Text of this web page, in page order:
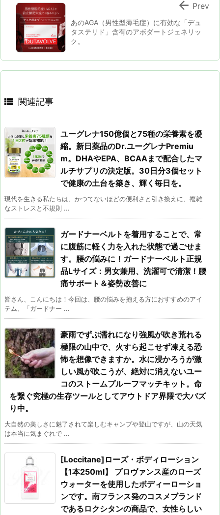
あのAGA（男性型薄毛症）に有効な「デュ
タステリド」含有のアボダートジェネリッ
ク。
 Prev
 関連記事
ユーグレナ150億個と75種の栄養素を凝
縮。新日薬品のDr.ユーグレナPremiu
m。DHAやEPA、BCAAまで配合したマ
ルチサプリの決定版。30日分3個セット
で健康の土台を築き、輝く毎日を。
現代を生きる私たちは、かつてないほどの便利さと引き換えに、複雑
なストレスと不規則 ...
ガードナーベルトを着用することで、常
に腹筋に軽く力を入れた状態で過ごせま
す。腰の悩みに！ガードナーベルト正規
品Lサイズ：男女兼用、洗濯可で清潔！腰
痛サポート＆姿勢改善に
皆さん、こんにちは！今回は、腰の悩みを抱える方におすすめのアイ
テム、「ガードナー ...
豪雨でずぶ濡れになり強風が吹き荒れる
極限の山中で、火すら起こせず凍える恐
怖を想像できますか。水に浸かろうが激
しい風が吹こうが、絶対に消えないユー
コのストームプルーフマッチキット。命
を繋ぐ究極の生存ツールとしてアウトドア界隈で大バズ
り中。
大自然の美しさに魅了されて楽しむキャンプや登山ですが、山の天気
は本当に気まぐれで ...
[Loccitane]ローズ・ボディローション
【1本250ml】 プロヴァンス産のローズ
ウォーターを使用したボディーローショ
ンです。南フランス発のコスメブランド
であるロクシタンの商品で、女性らしい